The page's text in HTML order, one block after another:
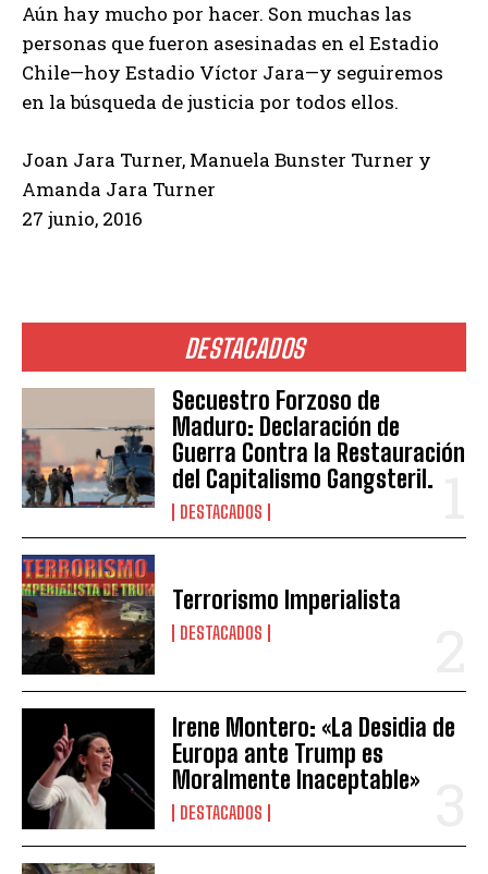
DESTACADOS
Secuestro Forzoso de
Maduro: Declaración de
Guerra Contra la Restauración
del Capitalismo Gangsteril.
DESTACADOS
Terrorismo Imperialista
DESTACADOS
Irene Montero: «La Desidia de
Europa ante Trump es
Moralmente Inaceptable»
DESTACADOS
Aún hay mucho por hacer. Son muchas las
personas que fueron asesinadas en el Estadio
Chile—hoy Estadio Víctor Jara—y seguiremos
en la búsqueda de justicia por todos ellos.
Joan Jara Turner, Manuela Bunster Turner y
Amanda Jara Turner
27 junio, 2016